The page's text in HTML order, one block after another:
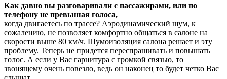
Как давно вы разговаривали с пассажирами, или по
телефону не превышая голоса,
когда двигаетесь по трассе? Аэродинамический шум, к
сожалению, не позволяет комфортно общаться в салоне на
скорости выше 80 км/ч. Шумоизоляция салона решает и эту
проблему. Теперь не придется переспрашивать и повышать
голос. А если у Вас гарнитура с громкой связью, то
звонящему очень повезло, ведь он наконец то будет четко Вас